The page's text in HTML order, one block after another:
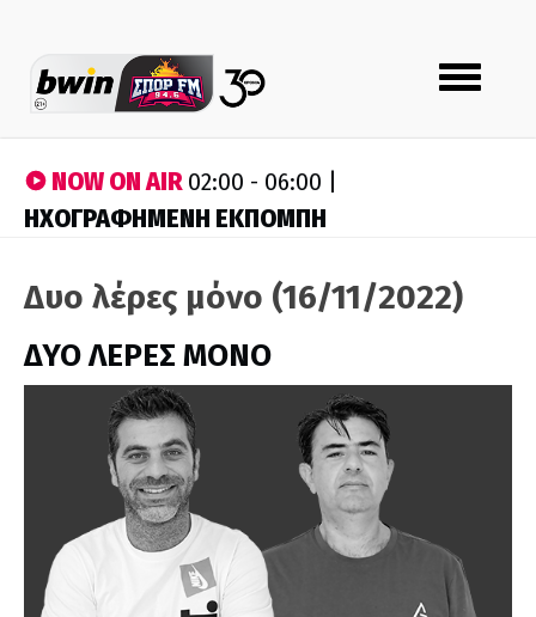
Toggle
navigation
NOW ON AIR02:00 - 06:00 |
ΗΧΟΓΡΑΦΗΜΕΝΗ ΕΚΠΟΜΠΗ
Δυο λέρες μόνο (16/11/2022)
ΔΥΟ ΛΕΡΕΣ ΜΟΝΟ